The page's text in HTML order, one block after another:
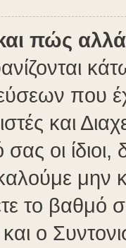
πώς
που
και
οι ίδιοι,
μην
το βαθμό
και ο